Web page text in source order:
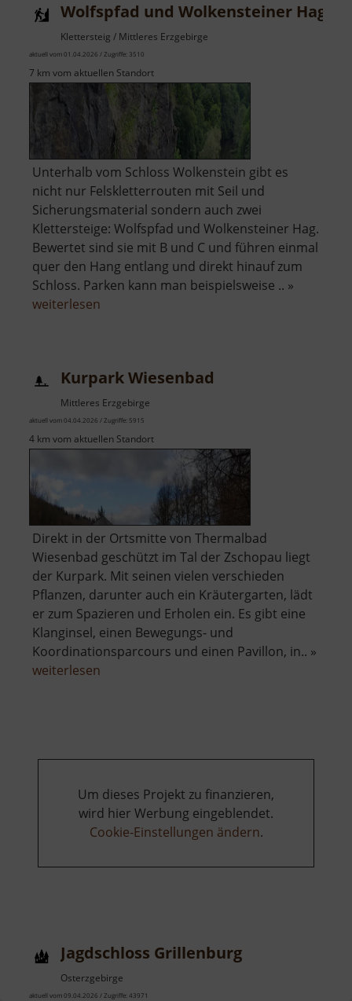
Wolfspfad und Wolkensteiner Hag
Klettersteig / Mittleres Erzgebirge
aktuell vom 01.04.2026 / Zugriffe: 3510
7 km vom aktuellen Standort
Unterhalb vom Schloss Wolkenstein gibt es
nicht nur Felskletterrouten mit Seil und
Sicherungsmaterial sondern auch zwei
Klettersteige: Wolfspfad und Wolkensteiner Hag.
Bewertet sind sie mit B und C und führen einmal
quer den Hang entlang und direkt hinauf zum
Schloss. Parken kann man beispielsweise .. »
weiterlesen
Hag
Kurpark Wiesenbad
Mittleres Erzgebirge
aktuell vom 04.04.2026 / Zugriffe: 5915
4 km vom aktuellen Standort
Direkt in der Ortsmitte von Thermalbad
Wiesenbad geschützt im Tal der Zschopau liegt
der Kurpark. Mit seinen vielen verschieden
Pflanzen, darunter auch ein Kräutergarten, lädt
er zum Spazieren und Erholen ein. Es gibt eine
Klanginsel, einen Bewegungs- und
Koordinationsparcours und einen Pavillon, in.. »
weiterlesen
Um dieses Projekt zu finanzieren,
wird hier Werbung eingeblendet.
Cookie-Einstellungen ändern.
Jagdschloss Grillenburg
Osterzgebirge
aktuell vom 09.04.2026 / Zugriffe: 43971